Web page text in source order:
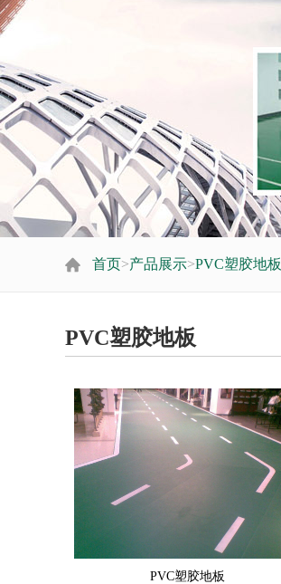
首页>产品展示>PVC塑胶地板
PVC塑胶地板
PVC塑胶地板